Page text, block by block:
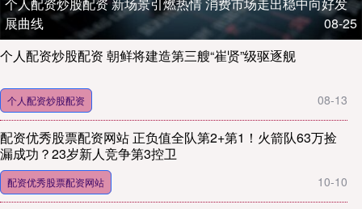
个人配资炒股配资 新场景引燃热情 消费市场走出稳中向好发
展曲线
08-25
个人配资炒股配资 朝鲜将建造第三艘“崔贤”级驱逐舰
个人配资炒股配资 08-13
配资优秀股票配资网站 正负值全队第2+第1！火箭队63万捡
漏成功？23岁新人竞争第3控卫
配资优秀股票配资网站 10-10